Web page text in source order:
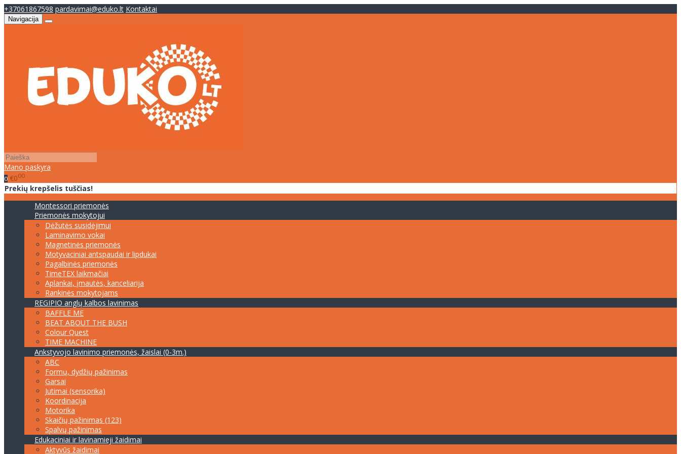
+37061867598 pardavimai@eduko.lt Kontaktai
Navigacija
Mano paskyra
0 €000
Prekių krepšelis tuščias!
Montessori priemonės
Priemonės mokytojui
Dėžutės susidėjimui
Laminavimo vokai
Magnetinės priemonės
Motyvaciniai antspaudai ir lipdukai
Pagalbinės priemonės
TimeTEX laikmačiai
Aplankai, įmautės, kanceliarija
Rankinės mokytojams
REGIPIO anglų kalbos lavinimas
BAFFLE ME
BEAT ABOUT THE BUSH
Colour Quest
TIME MACHINE
Ankstyvojo lavinimo priemonės, žaislai (0-3m.)
ABC
Formų, dydžių pažinimas
Garsai
Jutimai (sensorika)
Koordinacija
Motorika
Skaičių pažinimas (123)
Spalvų pažinimas
Edukaciniai ir lavinamieji žaidimai
Aktyvūs žaidimai